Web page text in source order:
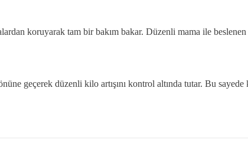
koruyarak tam bir bakım bakar. Düzenli mama ile
geçerek düzenli kilo artışını kontrol altında tutar. Bu